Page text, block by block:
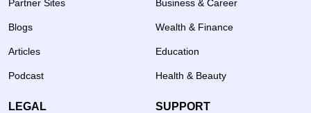
Partner Sites
Blogs
Articles
Podcast
Business & Career
Wealth & Finance
Education
Health & Beauty
LEGAL SUPPORT